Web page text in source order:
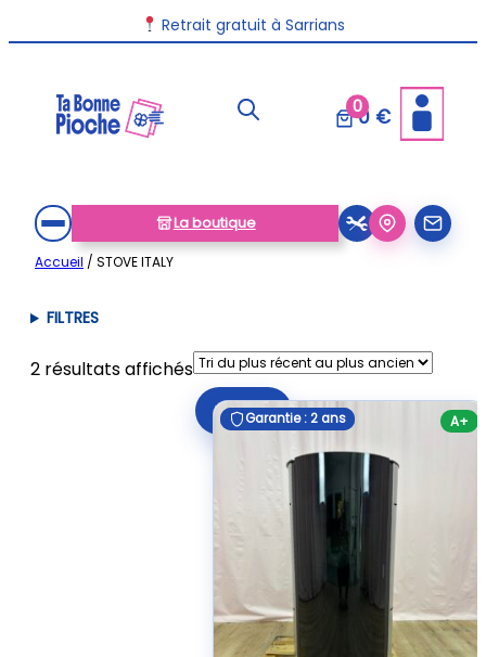
au
Retrait gratuit à Sarrians
00 €
La boutique
Accueil / STOVE ITALY
FILTRES
2 résultats affichésTrié
du
plus Filtrer A+
Garantie : 2 ans
Garantie : 2 ans